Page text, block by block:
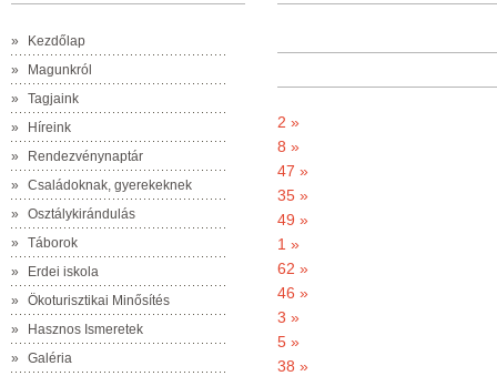
»
Kezdőlap
»
Magunkról
»
Tagjaink
»
Híreink
»
Rendezvénynaptár
»
Családoknak, gyerekeknek
»
Osztálykirándulás
»
Táborok
»
Erdei iskola
»
Ökoturisztikai Minősítés
»
Hasznos Ismeretek
»
Galéria
2 »
8 »
47 »
35 »
49 »
1 »
62 »
46 »
3 »
5 »
38 »